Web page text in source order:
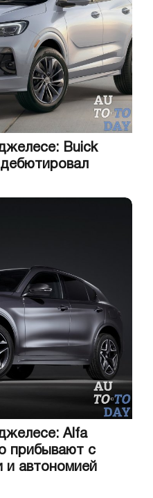
Buick
Alfa
прибывают с
и автономией